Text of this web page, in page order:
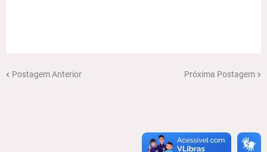
Postagem Anterior Próxima Postagem